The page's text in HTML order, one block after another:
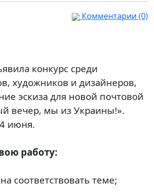
Комментарии (0)
конкурс среди
художников и дизайнеров,
эскиза для новой почтовой
вечер, мы из Украины!».
июня.
работу:
соответствовать теме;